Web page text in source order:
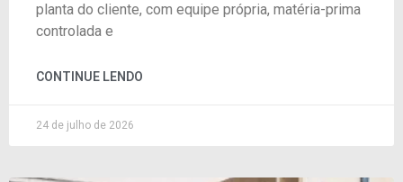
planta do cliente, com equipe própria, matéria-prima
controlada e
CONTINUE LENDO
24 de julho de 2026